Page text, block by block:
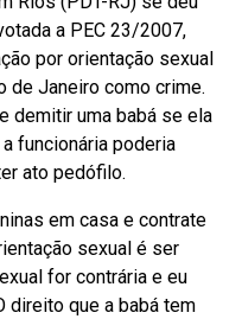
a PEC 23/2007,
por orientação sexual
de Janeiro como crime.
demitir uma babá se ela
funcionária poderia
ato pedófilo.
em casa e contrate
sexual é ser
for contrária e eu
direito que a babá tem